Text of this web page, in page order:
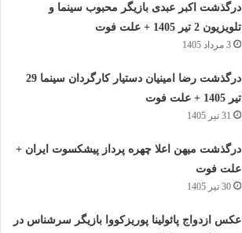
درگذشت اکبر عبدی بازیگر محبوب سینما و
تلویزیون 2 تیر 1405 + علت فوت
3 مرداد 1405
درگذشت رضا امینیان دستیار کارگردان سینما 29
تیر 1405 + علت فوت
31 تیر 1405
درگذشت میهن اعلا چهره پرداز پیشکسوت ایران +
علت فوت
30 تیر 1405
عکس ازدواج پائولینا پوریزکووا بازیگر سرشناس در